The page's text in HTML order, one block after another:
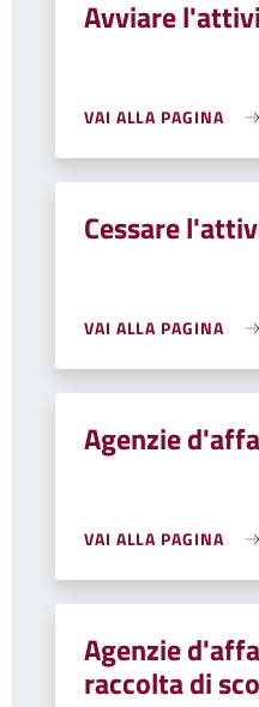
Avviare
VAI ALLA PAGINA
Cessare
VAI ALLA PAGINA
Agenzie
VAI ALLA PAGINA
Agenzie
raccolta di